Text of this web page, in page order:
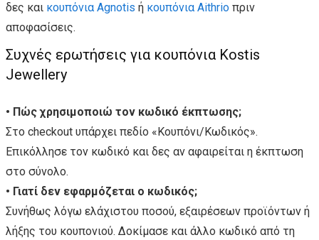
δες και κουπόνια Agnotis ή κουπόνια Aithrio πριν
αποφασίσεις.
Συχνές ερωτήσεις για κουπόνια Kostis
Jewellery
• Πώς χρησιμοποιώ τον κωδικό έκπτωσης;
Στο checkout υπάρχει πεδίο «Κουπόνι/Κωδικός».
Επικόλλησε τον κωδικό και δες αν αφαιρείται η έκπτωση
στο σύνολο.
• Γιατί δεν εφαρμόζεται ο κωδικός;
Συνήθως λόγω ελάχιστου ποσού, εξαιρέσεων προϊόντων ή
λήξης του κουπονιού. Δοκίμασε και άλλο κωδικό από τη